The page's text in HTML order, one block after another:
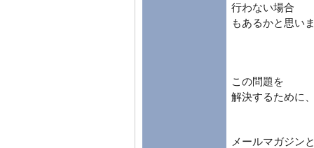
行わない場合
もあるかと思いま
この問題を
解決するために、
メールマガジンと